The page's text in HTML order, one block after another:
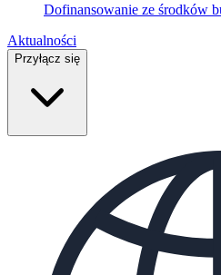
Dofinansowanie ze środków
Aktualności
Przyłącz się